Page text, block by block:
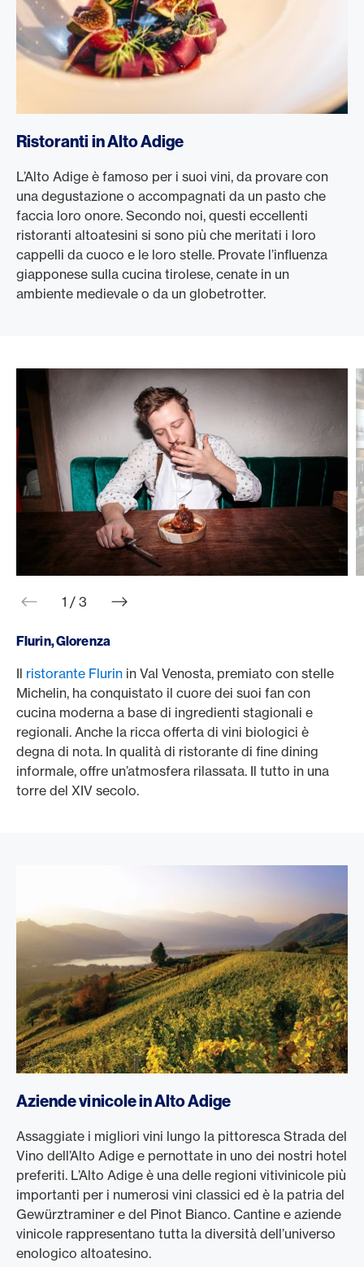
Ristoranti in Alto Adige
L’Alto Adige è famoso per i suoi vini, da provare con
una degustazione o accompagnati da un pasto che
faccia loro onore. Secondo noi, questi eccellenti
ristoranti altoatesini si sono più che meritati i loro
cappelli da cuoco e le loro stelle. Provate l’influenza
giapponese sulla cucina tirolese, cenate in un
ambiente medievale o da un globetrotter.
web.slider.arrowPrev
1 / 3 web.slider.arrowNext
Flurin, Glorenza
Il ristorante Flurin in Val Venosta, premiato con stelle
Michelin, ha conquistato il cuore dei suoi fan con
cucina moderna a base di ingredienti stagionali e
regionali. Anche la ricca offerta di vini biologici è
degna di nota. In qualità di ristorante di fine dining
informale, offre un’atmosfera rilassata. Il tutto in una
torre del XIV secolo.
Aziende vinicole in Alto Adige
Assaggiate i migliori vini lungo la pittoresca Strada del
Vino dell’Alto Adige e pernottate in uno dei nostri hotel
preferiti. L’Alto Adige è una delle regioni vitivinicole più
importanti per i numerosi vini classici ed è la patria del
Gewürztraminer e del Pinot Bianco. Cantine e aziende
vinicole rappresentano tutta la diversità dell’universo
enologico altoatesino.